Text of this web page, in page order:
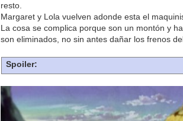
resto.
Margaret y Lola vuelven adonde esta el
La cosa se complica porque son un montón y
son eliminados, no sin antes dañar los frenos
Spoiler: